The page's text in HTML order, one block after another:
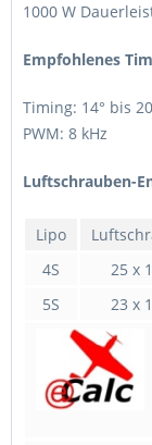
1000 W
Empfohlenes
Timing: 14° bis
PWM: 8 kHz
Luftschrauben-
Lipo
4S
25 x
5S
23 x